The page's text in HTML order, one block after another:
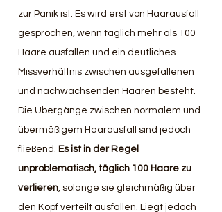
zur Panik ist. Es wird erst von Haarausfall
gesprochen, wenn täglich mehr als 100
Haare ausfallen und ein deutliches
Missverhältnis zwischen ausgefallenen
und nachwachsenden Haaren besteht.
Die Übergänge zwischen normalem und
übermäßigem Haarausfall sind jedoch
fließend. Es ist in der Regel
unproblematisch, täglich 100 Haare zu
verlieren , solange sie gleichmäßig über
den Kopf verteilt ausfallen. Liegt jedoch